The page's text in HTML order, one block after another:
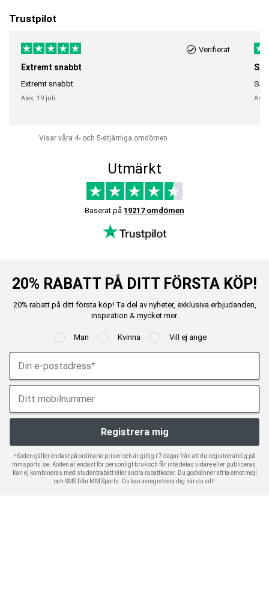
Trustpilot
Verifierat
Extremt snabbt
Extremt snabbt
Alex, 19 juli
Visar våra 4- och 5-stjärniga omdömen
Utmärkt
Baserat på 19217 omdömen
20% RABATT PÅ DITT FÖRSTA KÖP!
20% rabatt på ditt första köp! Ta del av nyheter, exklusiva erbjudanden,
inspiration & mycket mer.
Man Kvinna Vill ej ange
*Koden gäller endast på ordinarie priser och är giltig i 7 dagar från att du registrerat dig på
mmsports.se. Koden är endast för personligt bruk och får inte delas vidare eller publiceras.
Kan ej kombineras med studentrabatt eller andra rabattkoder. Du godkänner att ta emot mejl
och SMS från MM Sports. Du kan avregistrera dig när du vill!